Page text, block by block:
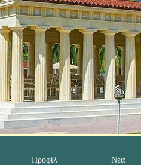
Προφίλ Νέα